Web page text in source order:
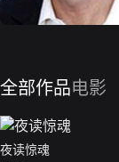
全部作品电影
夜读惊魂